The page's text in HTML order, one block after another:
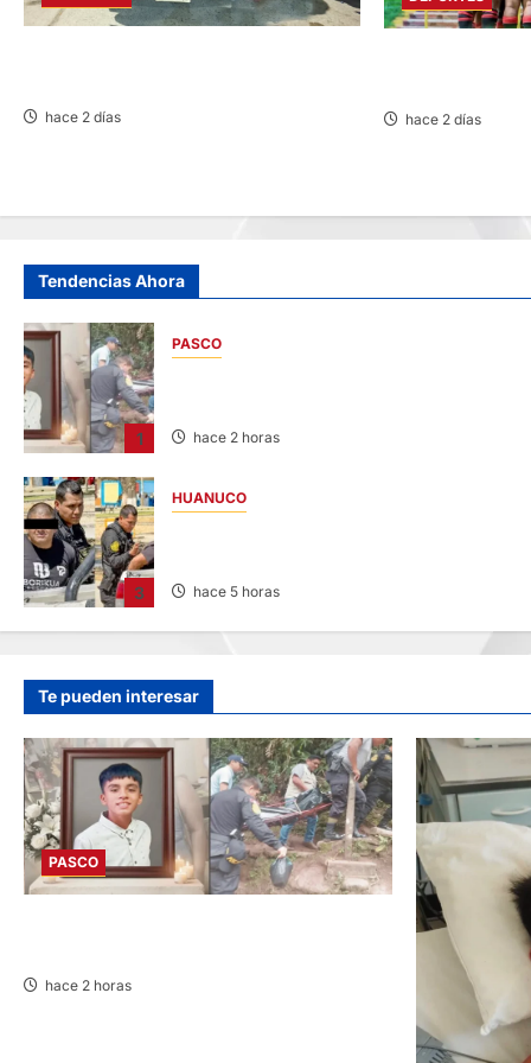
hace 2 días hace 2 días
Tendencias Ahora
1
PASCO
hace 2 horas
3
HUANUCO
hace 5 horas
Te pueden interesar
PASCO
hace 2 horas